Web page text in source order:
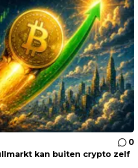
0
kan buiten crypto zelf